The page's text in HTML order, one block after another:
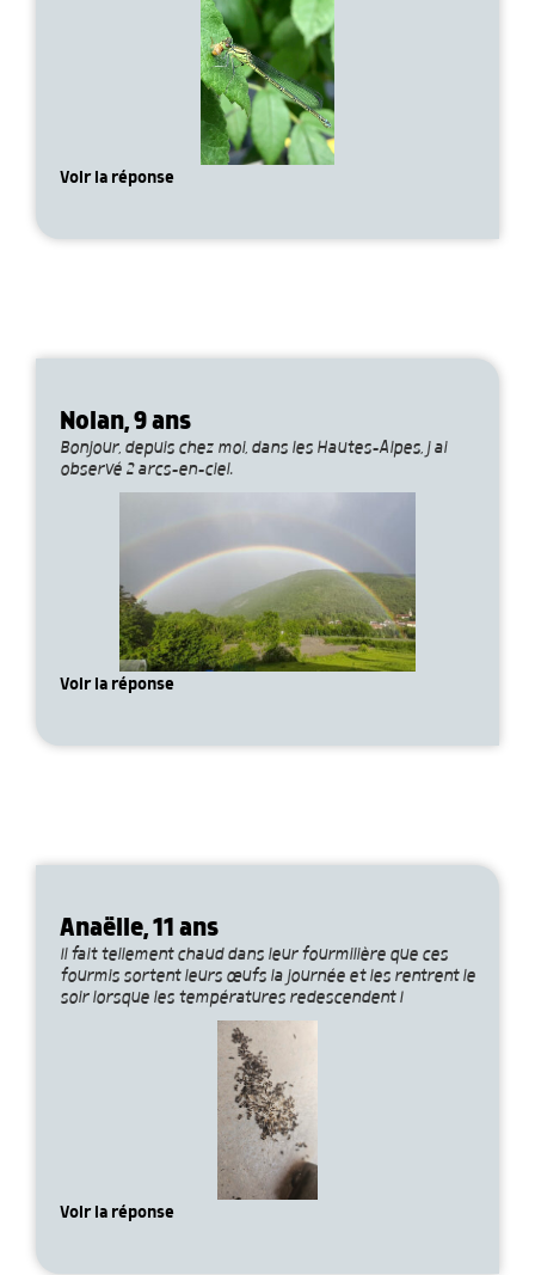
Voir la réponse
Nolan, 9 ans
Bonjour, depuis chez moi, dans les Hautes-Alpes, j ai
observé 2 arcs-en-ciel.
Voir la réponse
Anaëlle, 11 ans
Il fait tellement chaud dans leur fourmilière que ces
fourmis sortent leurs œufs la journée et les rentrent le
soir lorsque les températures redescendent !
Voir la réponse